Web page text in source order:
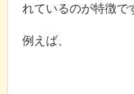
れているのが特徴で
例えば、